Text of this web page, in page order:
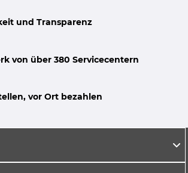
und Transparenz
von über 380 Servicecentern
vor Ort bezahlen